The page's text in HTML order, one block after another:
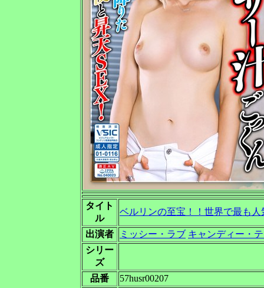
タイト
ル
ベルリンの至宝！！世界で最も
出演者 ミッシー・ラブ キャンディー・
シリー
ズ
品番
57husr00207